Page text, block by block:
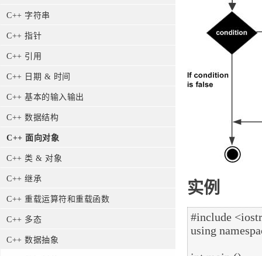
C++ 字符串
C++ 指针
C++ 引用
C++ 日期 & 时间
C++ 基本的输入输出
C++ 数据结构
C++ 面向对象
C++ 类 & 对象
C++ 继承
C++ 重载运算符和重载函数
C++ 多态
C++ 数据抽象
实例
#include
using